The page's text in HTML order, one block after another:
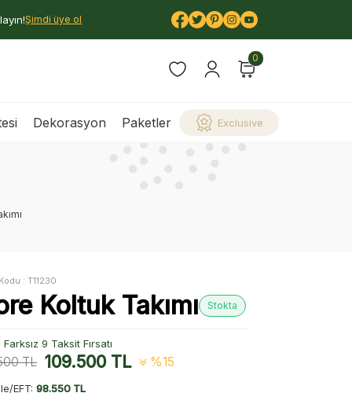
Şimdi üye ol
0
Dekorasyon Paketler Exclusive
:T11230
Koltuk Takımı Stokta
9 Taksit Fırsatı
TL 109.500TL %15
EFT:98.550 TL